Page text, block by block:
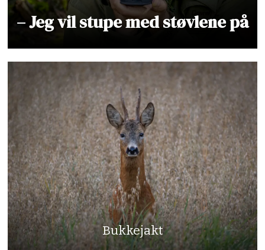
– Jeg vil stupe med støvlene på
Bukkejakt